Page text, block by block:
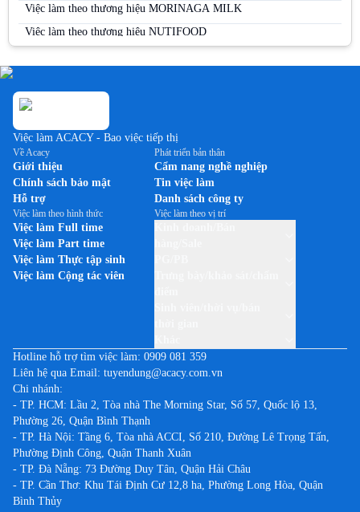
Việc làm tại Đồng Tháp
Việc làm tại Gia Lai
Việc làm tại Hà Giang
Việc làm tại Hà Tĩnh
Việc làm tại Hải Phòng
Việc làm tại Hậu Giang
Việc làm tại Hòa Bình
Việc làm tại Hưng Yên
Việc làm tại Khánh Hòa
Việc làm tại Kiên Giang
Việc làm tại Kon Tum
Việc làm tại Lào Cai
Việc làm tại Lâm Đồng
Việc làm tại Long An
Việc làm tại Nam Định
Việc làm tại Nghệ An
Việc làm tại Ninh Bình
Việc làm tại Ninh Thuận
Việc làm theo thương hiệu MORINAGA MILK
Việc làm theo thương hiệu NUTIFOOD
Việc làm theo thương hiệu SABECO
Việc làm theo thương hiệu SAMSUNG
Việc làm theo thương hiệu SUNTORY PEPSICO
Việc làm theo thương hiệu THUỐC LÁ JTI (CAMEL)
Việc làm theo thương hiệu TP-LINK
Việc làm theo thương hiệu UNILEVER VIỆT NAM
Việc làm ACACY - Bao việc tiếp thị
Về Acacy
Giới thiệu
Chính sách bảo mật
Hỗ trợ
Phát triển bản thân
Cẩm nang nghề nghiệp
Tin việc làm
Danh sách công ty
Việc làm theo hình thức
Việc làm Full time
Việc làm Part time
Việc làm Thực tập sinh
Việc làm Cộng tác viên
Việc làm theo vị trí
Hotline hỗ trợ tìm việc làm: 0909 081 359
Liên hệ qua Email: tuyendung@acacy.com.vn
Chi nhánh:
- TP. HCM: Lầu 2, Tòa nhà The Morning Star, Số 57, Quốc lộ 13,
Phường 26, Quận Bình Thạnh
- TP. Hà Nội: Tầng 6, Tòa nhà ACCI, Số 210, Đường Lê Trọng Tấn,
Phường Định Công, Quận Thanh Xuân
- TP. Đà Nẵng: 73 Đường Duy Tân, Quận Hải Châu
- TP. Cần Thơ: Khu Tái Định Cư 12,8 ha, Phường Long Hòa, Quận
Bình Thủy